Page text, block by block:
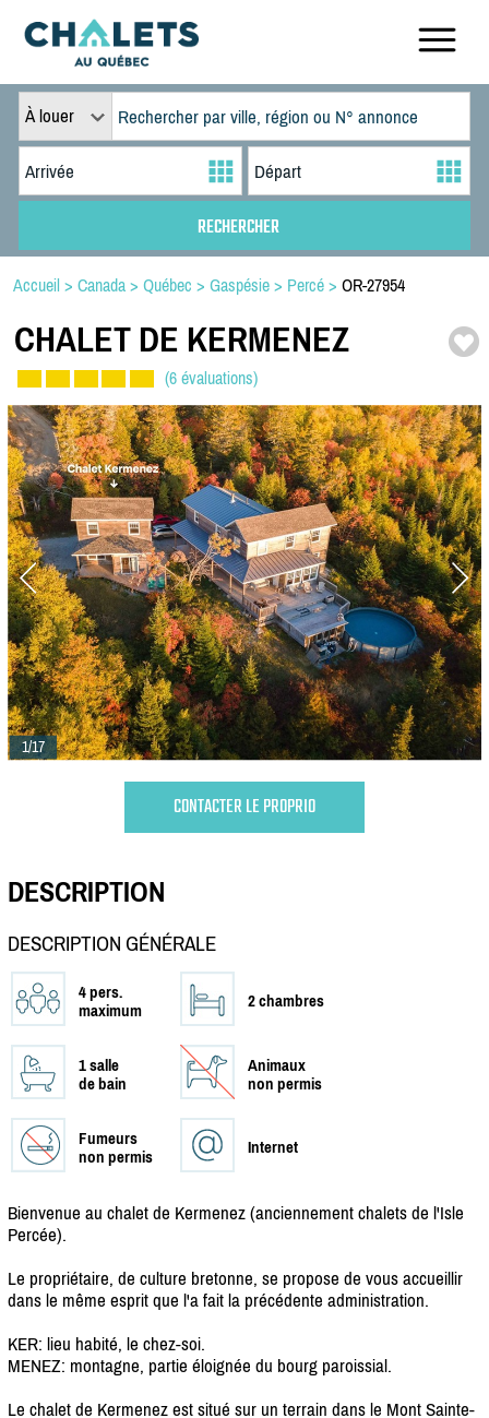
À louer
Accueil > Canada > Québec > Gaspésie > Percé > OR-27954
CHALET DE KERMENEZ
(6 évaluations)
1/17
CONTACTER LE PROPRIO
DESCRIPTION
DESCRIPTION GÉNÉRALE
4 pers.
maximum
2 chambres
1 salle
de bain
Animaux
non permis
Fumeurs
non permis
Internet
Bienvenue au chalet de Kermenez (anciennement chalets de l'Isle
Percée).
Le propriétaire, de culture bretonne, se propose de vous accueillir
dans le même esprit que l'a fait la précédente administration.
KER: lieu habité, le chez-soi.
MENEZ: montagne, partie éloignée du bourg paroissial.
Le chalet de Kermenez est situé sur un terrain dans le Mont Sainte-